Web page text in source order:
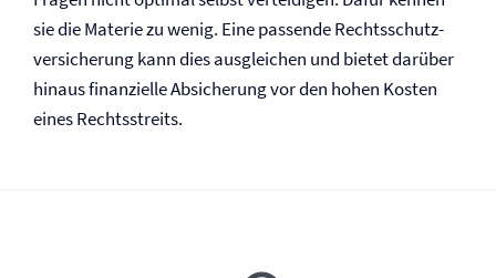
sie die Materie zu wenig. Eine passende Rechtsschutz­
versicherung kann dies ausgleichen und bietet darüber
hinaus finanzielle Absicherung vor den hohen Kosten
eines Rechtsstreits.